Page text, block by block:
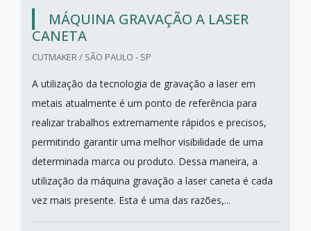
MÁQUINA GRAVAÇÃO A LASER
CANETA
CUTMAKER / SÃO PAULO - SP
A utilização da tecnologia de gravação a laser em
metais atualmente é um ponto de referência para
realizar trabalhos extremamente rápidos e precisos,
permitindo garantir uma melhor visibilidade de uma
determinada marca ou produto. Dessa maneira, a
utilização da máquina gravação a laser caneta é cada
vez mais presente. Esta é uma das razões,...